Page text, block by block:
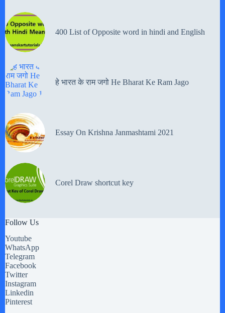
400 List of Opposite word in hindi and English
हे भारत के राम जगो He Bharat Ke Ram Jago
Essay On Krishna Janmashtami 2021
Corel Draw shortcut key
Follow Us
Youtube
WhatsApp
Telegram
Facebook
Twitter
Instagram
Linkedin
Pinterest